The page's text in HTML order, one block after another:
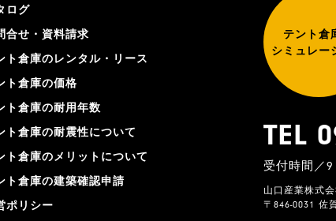
ログ
合せ・資料請求
ト倉庫のレンタル・リース
ト倉庫の価格
ト倉庫の耐用年数
ト倉庫の耐震性について
ト倉庫のメリットについて
ト倉庫の建築確認申請
ポリシー
テント倉
シミュレー
TEL
受付時間／
山口産業株式
〒846-0031 佐